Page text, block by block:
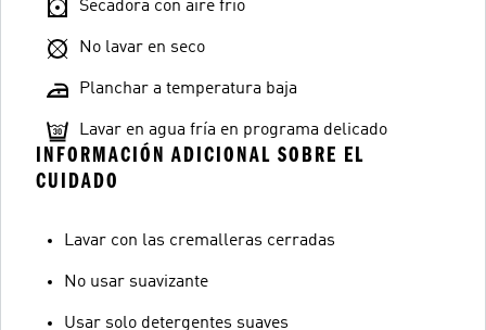
Secadora con aire frío
No lavar en seco
Planchar a temperatura baja
Lavar en agua fría en programa delicado
INFORMACIÓN ADICIONAL SOBRE EL
CUIDADO
Lavar con las cremalleras cerradas
No usar suavizante
Usar solo detergentes suaves